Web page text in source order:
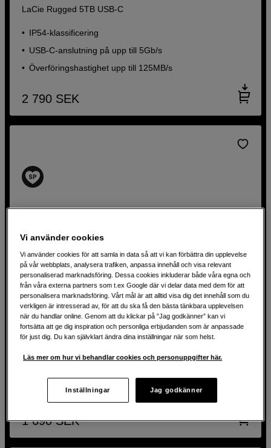
LaCie Rugged 5TB USB-C
IP54-klassificering
USB-C-anslutning på upp till 5Gb/s
Överföringshastighet upp till 125MB/s
2 790 SEK
Portabel SSD för snabb och säker lagring
SanDisk Portable SSD – 1TB
Läshastighet upp till 800 MB/s
3 års begränsad garanti
1 690 SEK
Vi använder cookies
Vi använder cookies för att samla in data så att vi kan förbättra din upplevelse
på vår webbplats, analysera trafiken, anpassa innehåll och visa relevant
personaliserad marknadsföring. Dessa cookies inkluderar både våra egna och
från våra externa partners som t.ex Google där vi delar data med dem för att
personalisera marknadsföring. Vårt mål är att alltid visa dig det innehåll som du
verkligen är intresserad av, för att du ska få den bästa tänkbara upplevelsen
när du handlar online. Genom att du klickar på ”Jag godkänner” kan vi
fortsätta att ge dig inspiration och personliga erbjudanden som är anpassade
för just dig. Du kan självklart ändra dina inställningar när som helst.
Läs mer om hur vi behandlar cookies och personuppgifter här.
Inställningar Jag godkänner